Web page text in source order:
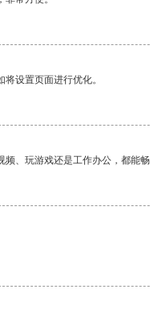
设置页面进行优化。
、玩游戏还是工作办公，都能